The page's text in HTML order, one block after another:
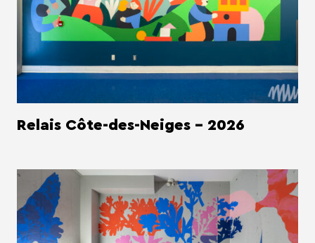
Relais Côte-des-Neiges - 2026